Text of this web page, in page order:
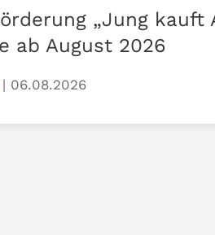
„Jung kauft
ab August 2026
| 06.08.2026